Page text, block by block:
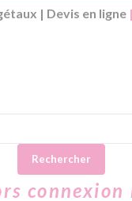
| Devis en ligne
Rechercher
connexion